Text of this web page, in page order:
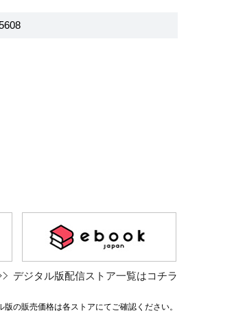
デジタル版配信ストア一覧はコチラ
の販売価格は各ストアにてご確認ください。